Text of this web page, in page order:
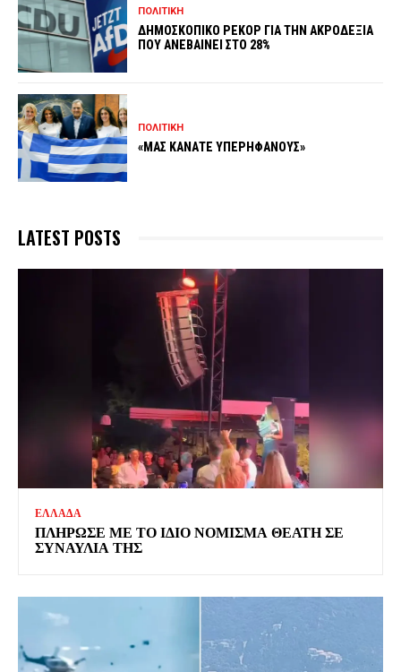
ΠΟΛΙΤΙΚΗ
ΔΗΜΟΣΚΟΠΙΚΟ ΡΕΚΟΡ ΓΙΑ ΤΗΝ ΑΚΡΟΔΕΞΙΑ
ΠΟΥ ΑΝΕΒΑΙΝΕΙ ΣΤΟ 28%
ΠΟΛΙΤΙΚΗ
«ΜΑΣ ΚΑΝΑΤΕ ΥΠΕΡΗΦΑΝΟΥΣ»
LATEST POSTS
ΕΛΛΑΔΑ
ΠΛΗΡΩΣΕ ΜΕ ΤΟ ΙΔΙΟ ΝΟΜΙΣΜΑ ΘΕΑΤΗ ΣΕ
ΣΥΝΑΥΛΙΑ ΤΗΣ